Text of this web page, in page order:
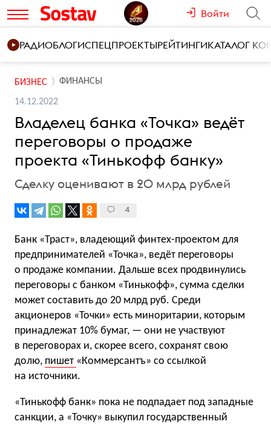
Войти
РАДИОБЛОГИСПЕЦПРОЕКТЫРЕЙТИНГИКАТАЛОГ
БИЗНЕС ФИНАНСЫ
14.12.2022
Владелец банка «Точка» ведёт
переговоры о продаже
проекта «Тинькофф банку»
Сделку оценивают в 20 млрд рублей
4
Банк «Траст», владеющий финтех-проектом для
предпринимателей «Точка», ведёт переговоры
о продаже компании. Дальше всех продвинулись
переговоры с банком «Тинькофф», сумма сделки
может составить до 20 млрд руб. Среди
акционеров «Точки» есть миноритарии, которым
принадлежат 10% бумаг, — они не участвуют
в переговорах и, скорее всего, сохранят свою
долю, пишет «Коммерсантъ» со ссылкой
на источники.
«Тинькофф банк» пока не подпадает под западные
санкции, а «Точку» выкупил государственный